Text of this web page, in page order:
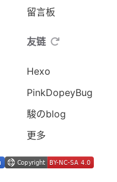
留言板
友链
Hexo
PinkDopeyBug
駿のblog
更多